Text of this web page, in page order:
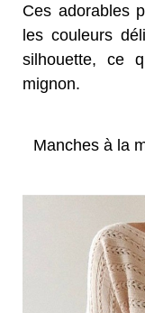
Ces adorables
les couleurs
silhouette, ce
mignon.
Manches à la